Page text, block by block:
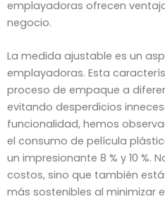
emplayadoras ofrecen
negocio.
La medida ajustable es un
emplayadoras. Esta
proceso de empaque a
evitando desperdicios
funcionalidad, hemos
el consumo de película
un impresionante 8 % y 10 %.
costos, sino que también
más sostenibles al minimizar